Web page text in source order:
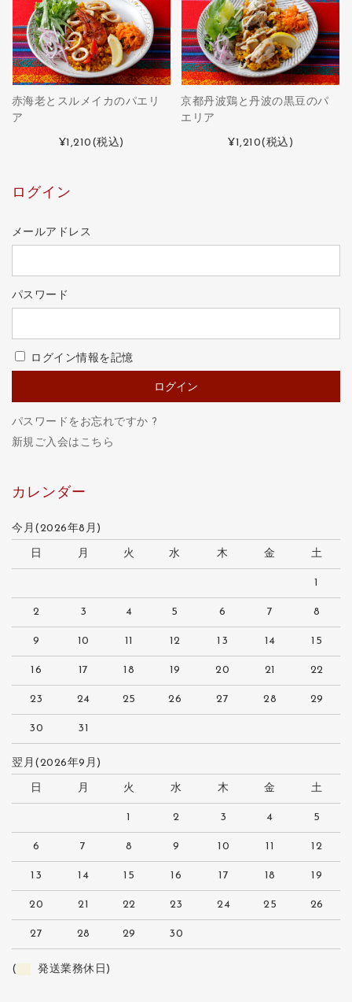
赤海老とスルメイカのパエリ
ア
¥1,210 (税込)
京都丹波鶏と丹波の黒豆のパ
エリア
¥1,210(税込)
ログイン
メールアドレス
パスワード
ログイン情報を記憶
パスワードをお忘れですか ?
新規ご入会はこちら
カレンダー
今月(2026年8月)
日 月 火 水 木 金 土
1
2 3 4 5 6 7 8
9 10 11 12 13 14 15
16 17 18 19 20 21 22
23 24 25 26 27 28 29
30 31
翌月(2026年9月)
日 月 火 水 木 金 土
1 2 3 4 5
6 7 8 9 10 11 12
13 14 15 16 17 18 19
20 21 22 23 24 25 26
27 28 29 30
( 発送業務休日)